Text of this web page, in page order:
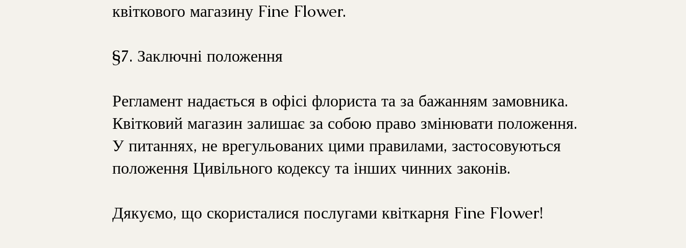
квіткового магазину Fine Flower.
§7. Заключні положення
Регламент надається в офісі флориста та за бажанням замовника.
Квітковий магазин залишає за собою право змінювати положення.
У питаннях, не врегульованих цими правилами, застосовуються
положення Цивільного кодексу та інших чинних законів.
Дякуємо, що скористалися послугами квіткарня Fine Flower!